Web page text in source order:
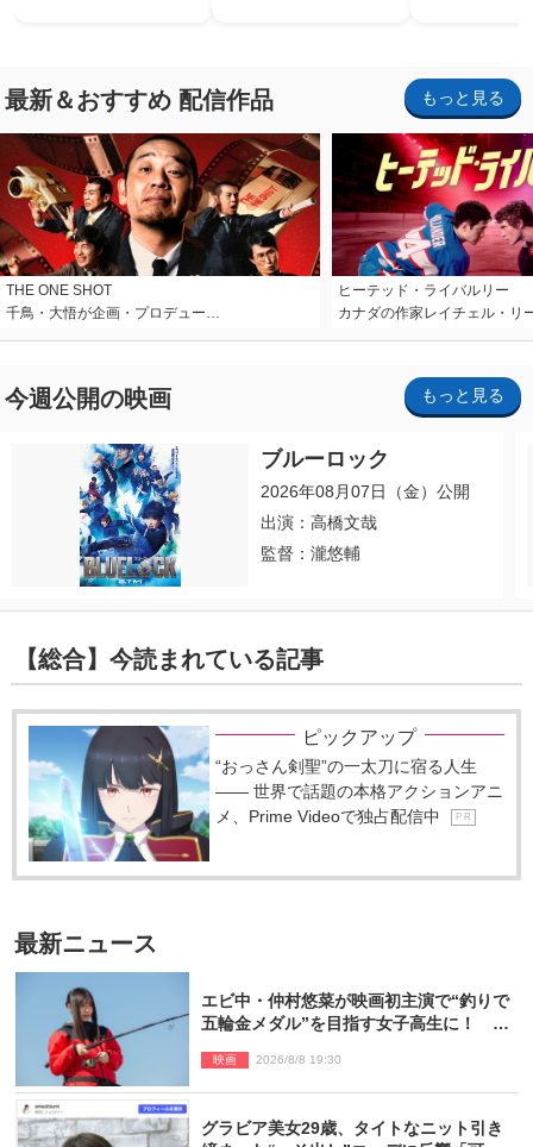
最新＆おすすめ 配信作品 もっと見る
THE ONE SHOT
千鳥・大悟が企画・プロデュー…
ヒーテッド・ライバルリー
カナダの作家レイチェル・リ
今週公開の映画 もっと見る
ブルーロック
2026年08月07日（金）公開
出演：高橋文哉
監督：瀧悠輔
【総合】今読まれている記事
ピックアップ
“おっさん剣聖”の一太刀に宿る人生
―― 世界で話題の本格アクションアニ
メ、Prime Videoで独占配信中
P R
最新ニュース
エビ中・仲村悠菜が映画初主演で“釣りで
五輪金メダル”を目指す女子高生に！ 映
映画 2026/8/8 19:30
グラビア美女29歳、タイトなニット引き